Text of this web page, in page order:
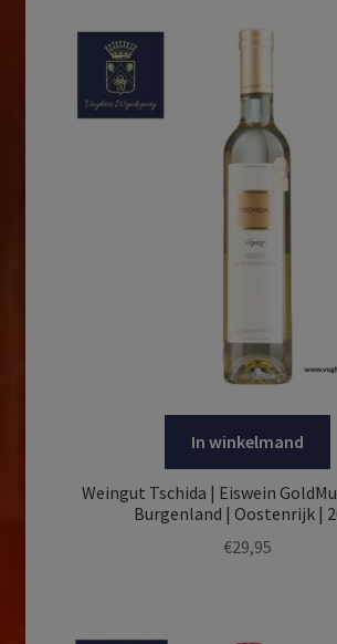
In winkelmand
Weingut Tschida | Eiswein
Burgenland | Oostenrijk |
€29,95